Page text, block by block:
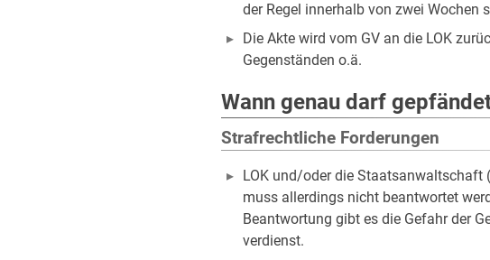
der Regel innerhalb von zwei Wochen
Die Akte wird vom GV an die LOK
Gegenständen o.ä.
Wann genau darf
Strafrechtliche Forderungen
LOK und/oder die Staatsanwaltschaft
muss allerdings nicht beantwortet
Beantwortung gibt es die Gefahr der
verdienst.